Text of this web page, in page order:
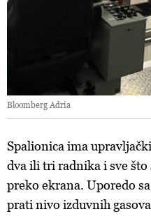
Bloomberg Adria
Spalionica ima
dva ili tri radnika i sve što
preko ekrana. Uporedo
prati nivo izduvnih